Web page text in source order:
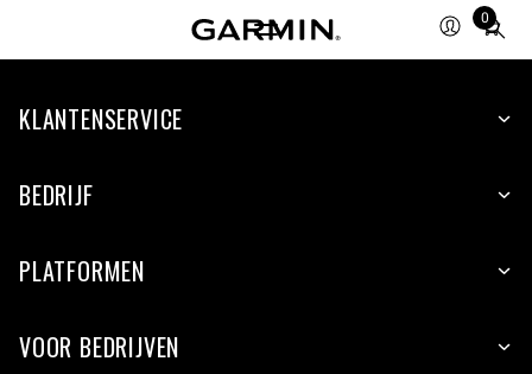
0
Total
items
cart:
KLANTENSERVICE
BEDRIJF
PLATFORMEN
VOOR BEDRIJVEN